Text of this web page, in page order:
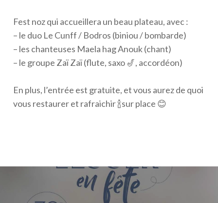
Fest noz qui accueillera un beau plateau, avec :
– le duo Le Cunff / Bodros (biniou / bombarde)
– les chanteuses Maela hag Anouk (chant)
– le groupe Zaï Zaï (flute, saxo 🎷, accordéon)
En plus, l’entrée est gratuite, et vous aurez de quoi
vous restaurer et rafraichir 🍾sur place 😊